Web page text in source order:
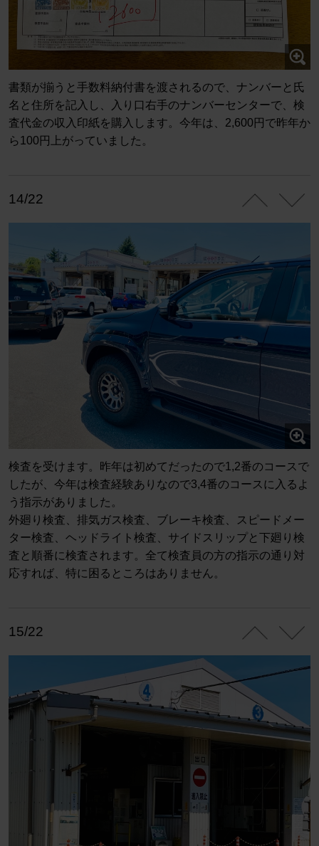
書類が揃うと手数料納付書を渡されるので、ナンバーと氏
名と住所を記入し、入り口右手のナンバーセンターで、検
査代金の収入印紙を購入します。今年は、2,600円で昨年か
ら100円上がっていました。
14/22
検査を受けます。昨年は初めてだったので1,2番のコースで
したが、今年は検査経験ありなので3,4番のコースに入るよ
う指示がありました。
外廻り検査、排気ガス検査、ブレーキ検査、スピードメー
ター検査、ヘッドライト検査、サイドスリップと下廻り検
査と順番に検査されます。全て検査員の方の指示の通り対
応すれば、特に困るところはありません。
15/22